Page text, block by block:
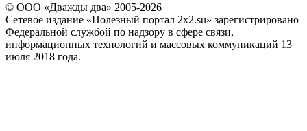
© ООО «Дважды два» 2005-2026
Сетевое издание «Полезный портал 2x2.su» зарегистрировано
Федеральной службой по надзору в сфере связи,
информационных технологий и массовых коммуникаций 13
июля 2018 года.